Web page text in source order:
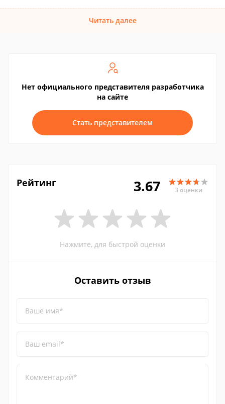
Читать далее
Нет официального представителя разработчика
на сайте
Стать представителем
Рейтинг 3.67 3 оценки
Нажмите, для быстрой оценки
Оставить отзыв
Ваше имя*
Ваш email*
Комментарий*